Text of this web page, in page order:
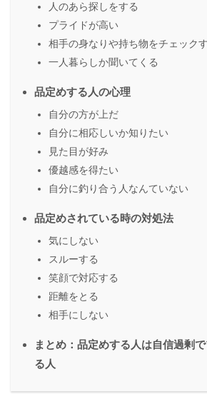
人のあら探しをする
プライドが高い
相手の身なりや持ち物をチェック
一人暮らしか聞いてくる
品定めする人の心理
自分の方が上だ
自分に相応しいか知りたい
見た目が好み
優越感を得たい
自分に釣り合う人なんていない
品定めされている時の対処法
気にしない
スルーする
笑顔で対応する
距離をとる
相手にしない
まとめ：品定めする人は自信過剰
る人